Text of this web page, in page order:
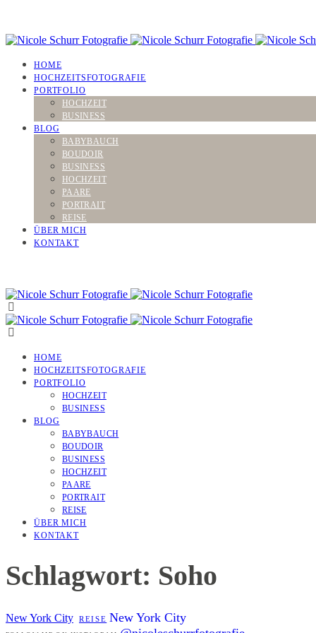
HOME
HOCHZEITSFOTOGRAFIE
PORTFOLIO
HOCHZEIT
BUSINESS
BLOG
BABYBAUCH
BOUDOIR
BUSINESS
HOCHZEIT
PAARE
PORTRAIT
REISE
ÜBER MICH
KONTAKT
HOME
HOCHZEITSFOTOGRAFIE
PORTFOLIO
HOCHZEIT
BUSINESS
BLOG
BABYBAUCH
BOUDOIR
BUSINESS
HOCHZEIT
PAARE
PORTRAIT
REISE
ÜBER MICH
KONTAKT
Schlagwort: Soho
New York City REISE New York City